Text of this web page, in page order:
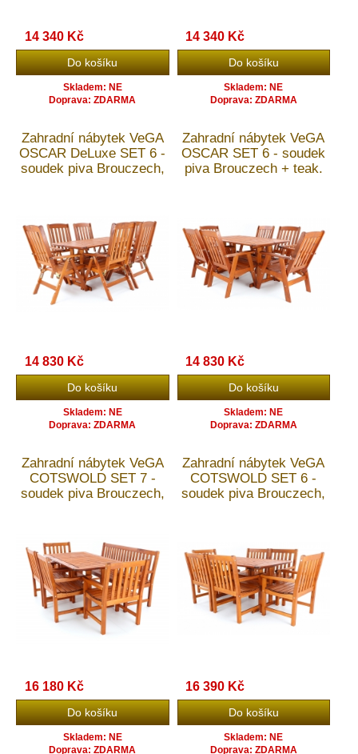
14 340 Kč
Skladem: NE
Doprava: ZDARMA
14 340 Kč
Skladem: NE
Doprava: ZDARMA
Zahradní nábytek VeGA
OSCAR DeLuxe SET 6 -
soudek piva Brouczech,
14 830 Kč
Skladem: NE
Doprava: ZDARMA
Zahradní nábytek VeGA
OSCAR SET 6 - soudek
piva Brouczech + teak.
14 830 Kč
Skladem: NE
Doprava: ZDARMA
Zahradní nábytek VeGA
COTSWOLD SET 7 -
soudek piva Brouczech,
16 180 Kč
Skladem: NE
Doprava: ZDARMA
Zahradní nábytek VeGA
COTSWOLD SET 6 -
soudek piva Brouczech,
16 390 Kč
Skladem: NE
Doprava: ZDARMA